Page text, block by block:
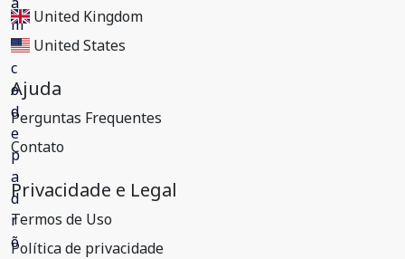
United Kingdom
United States
Ajuda
Perguntas Frequentes
Contato
Privacidade e Legal
Termos de Uso
Política de privacidade